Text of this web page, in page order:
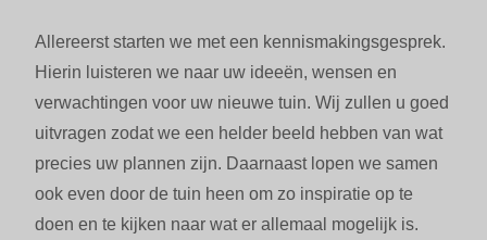
Allereerst starten we met een kennismakingsgesprek.
Hierin luisteren we naar uw ideeën, wensen en
verwachtingen voor uw nieuwe tuin. Wij zullen u goed
uitvragen zodat we een helder beeld hebben van wat
precies uw plannen zijn. Daarnaast lopen we samen
ook even door de tuin heen om zo inspiratie op te
doen en te kijken naar wat er allemaal mogelijk is.